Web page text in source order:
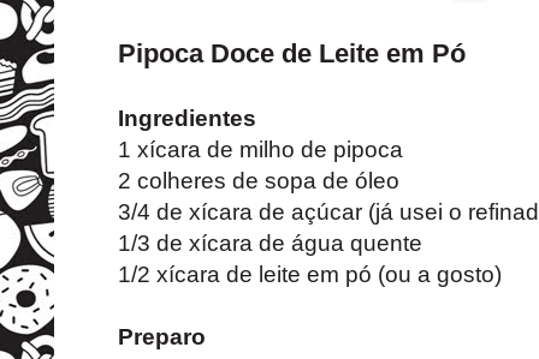
Pipoca Doce de Leite em Pó
Ingredientes
1 xícara de milho de pipoca
2 colheres de sopa de óleo
3/4 de xícara de açúcar (já usei o
1/3 de xícara de água quente
1/2 xícara de leite em pó (ou a gosto)
Preparo